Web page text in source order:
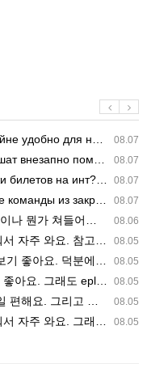
08.07
для нашего часово…
08.07
поменять. https:/…
08.07
на инт? https://g…
08.07
из закрытых квали…
08.06
위함이지 저걸 전쟁준비라고 하…
08.05
정보 확인할 때 출처 꼭 체크해요.…
08.05
공식 중계 채널 먼저 찾아봐요. …
08.05
중계 채널 먼저 찾아봐요. 북마크…
08.05
인할 때 출처 꼭 체크해요. 앞…
08.05
식 서비스로 봐야 안전해요. 다음…